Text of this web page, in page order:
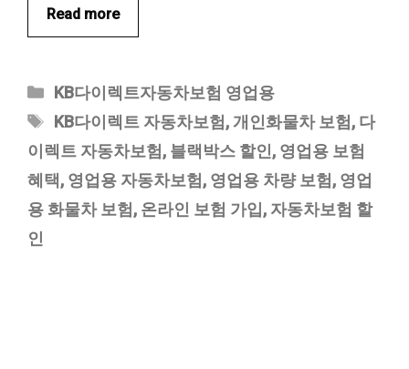
Read more
카
테
고
리
KB다이렉트자동차보험 영업용
태
그
KB다이렉트 자동차보험 ,개인화물차 보험 , 다
이렉트 자동차보험 , 블랙박스 할인, 영업용 보험
혜택 , 영업용 자동차보험 , 영업용 차량 보험 , 영업
용 화물차 보험 , 온라인 보험 가입 , 자동차보험 할
인